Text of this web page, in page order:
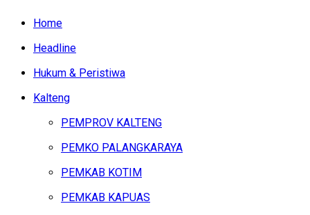
Home
Headline
Hukum & Peristiwa
Kalteng
PEMPROV KALTENG
PEMKO PALANGKARAYA
PEMKAB KOTIM
PEMKAB KAPUAS